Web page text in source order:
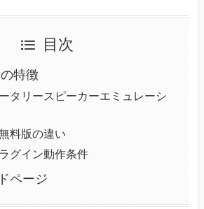
目次
特徴
タリースピーカーエミュレーシ
料版の違い
グイン動作条件
ページ